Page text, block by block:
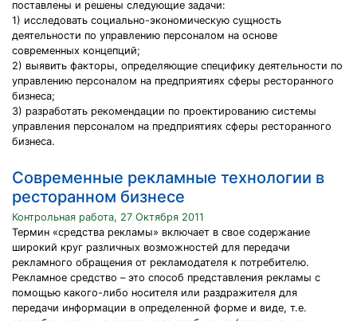
поставлены и решены следующие задачи:
1) исследовать социально-экономическую сущность
деятельности по управлению персоналом на основе
современных концепций;
2) выявить факторы, определяющие специфику деятельности по
управлению персоналом на предприятиях сферы ресторанного
бизнеса;
3) разработать рекомендации по проектированию системы
управления персоналом на предприятиях сферы ресторанного
бизнеса.
Современные рекламные технологии в
ресторанном бизнесе
Контрольная работа, 27 Октября 2011
Термин «средства рекламы» включает в свое содержание
широкий круг различных возможностей для передачи
рекламного обращения от рекламодателя к потребителю.
Рекламное средство – это способ представления рекламы с
помощью какого-либо носителя или раздражителя для
передачи информации в определенной форме и виде, т.е.